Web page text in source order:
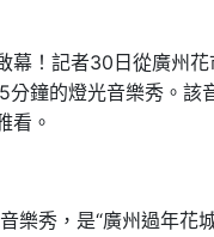
！記者30日從廣州
鐘的燈光音樂秀。
看。
秀，是“廣州過年花